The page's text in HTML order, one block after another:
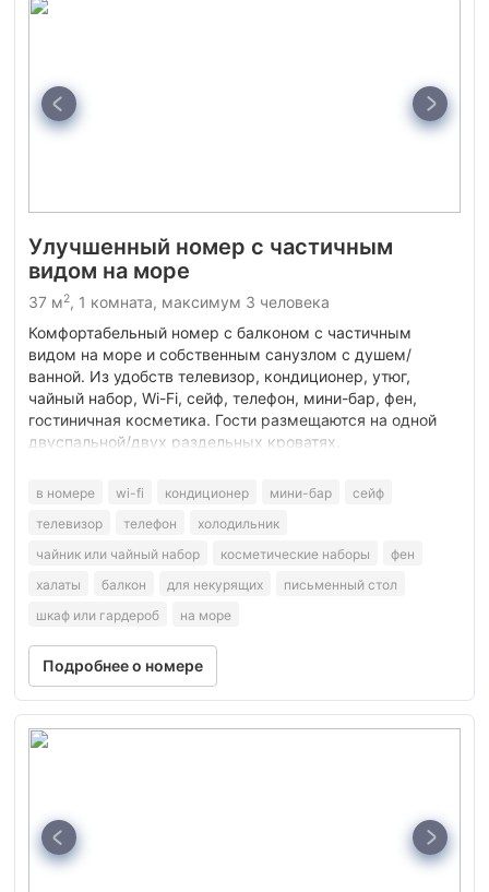
Улучшенный номер с частичным
видом на море
37 м2, 1 комната, максимум 3 человека
Комфортабельный номер с балконом с частичным
видом на море и собственным санузлом с душем/
ванной. Из удобств телевизор, кондиционер, утюг,
чайный набор, Wi-Fi, сейф, телефон, мини-бар, фен,
гостиничная косметика. Гости размещаются на одной
двуспальной/двух раздельных кроватях.
в номере wi-fi кондиционер мини-бар
сейф
телевизор
телефон
холодильник
чайник или чайный набор
косметические наборы
фен
халаты
балкон для некурящих
письменный стол
шкаф или гардероб
на море
Подробнее о номере